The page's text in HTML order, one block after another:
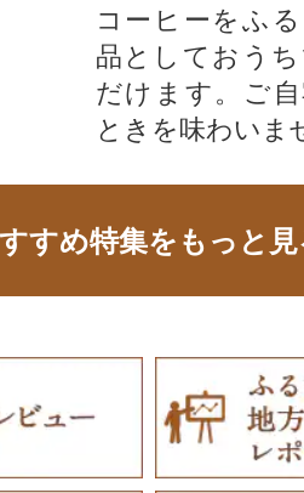
コーヒーをふ
品としておう
だけます。ご
ときを味わいま
すめ特集をもっと